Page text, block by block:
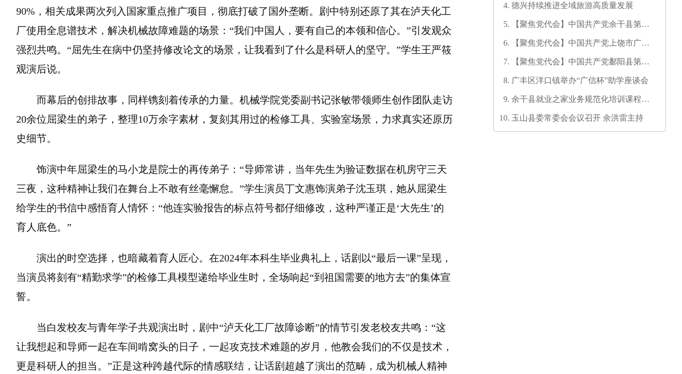
90%，相关成果两次列入国家重点推广项目，彻底打破了国外垄断。剧中特别还原了其在泸天化工
厂使用全息谱技术，解决机械故障难题的场景：“我们中国人，要有自己的本领和信心。”引发观众
强烈共鸣。“屈先生在病中仍坚持修改论文的场景，让我看到了什么是科研人的坚守。”学生王严筱
观演后说。
而幕后的创排故事，同样镌刻着传承的力量。机械学院党委副书记张敏带领师生创作团队走访
20余位屈梁生的弟子，整理10万余字素材，复刻其用过的检修工具、实验室场景，力求真实还原历
史细节。
饰演中年屈梁生的马小龙是院士的再传弟子：“导师常讲，当年先生为验证数据在机房守三天
三夜，这种精神让我们在舞台上不敢有丝毫懈怠。”学生演员丁文惠饰演弟子沈玉琪，她从屈梁生
给学生的书信中感悟育人情怀：“他连实验报告的标点符号都仔细修改，这种严谨正是‘大先生’的
育人底色。”
演出的时空选择，也暗藏着育人匠心。在2024年本科生毕业典礼上，话剧以“最后一课”呈现，
当演员将刻有“精勤求学”的检修工具模型递给毕业生时，全场响起“到祖国需要的地方去”的集体宣
誓。
当白发校友与青年学子共观演出时，剧中“泸天化工厂故障诊断”的情节引发老校友共鸣：“这
让我想起和导师一起在车间啃窝头的日子，一起攻克技术难题的岁月，他教会我们的不仅是技术，
更是科研人的担当。”正是这种跨越代际的情感联结，让话剧超越了演出的范畴，成为机械人精神
德兴持续推进全域旅游高质量发展
【聚焦党代会】中国共产党余干县第十
【聚焦党代会】中国共产党上饶市广信
【聚焦党代会】中国共产党鄱阳县第十
广丰区洋口镇举办“广信杯”助学座谈会
余干县就业之家业务规范化培训课程开
玉山县委常委会会议召开 余洪雷主持